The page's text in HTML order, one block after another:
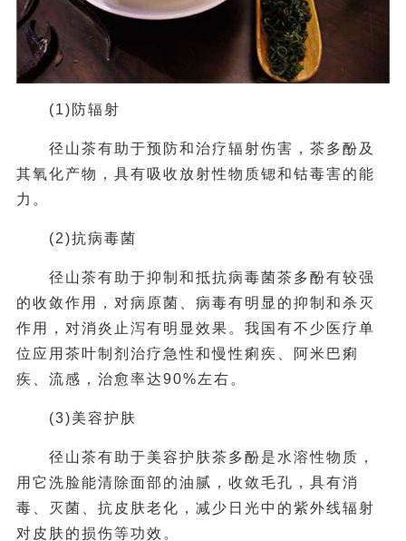
(1)防辐射
径山茶有助于预防和治疗辐射伤害，茶多酚及
其氧化产物，具有吸收放射性物质锶和钴毒害的能
力。
(2)抗病毒菌
径山茶有助于抑制和抵抗病毒菌茶多酚有较强
的收敛作用，对病原菌、病毒有明显的抑制和杀灭
作用，对消炎止泻有明显效果。我国有不少医疗单
位应用茶叶制剂治疗急性和慢性痢疾、阿米巴痢
疾、流感，治愈率达90%左右。
(3)美容护肤
径山茶有助于美容护肤茶多酚是水溶性物质，
用它洗脸能清除面部的油腻，收敛毛孔，具有消
毒、灭菌、抗皮肤老化，减少日光中的紫外线辐射
对皮肤的损伤等功效。